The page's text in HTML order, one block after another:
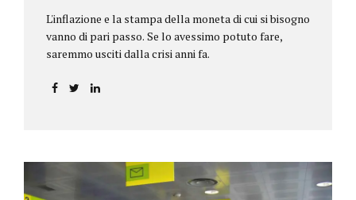
L'inflazione e la stampa della moneta di cui si bisogno
vanno di pari passo. Se lo avessimo potuto fare,
saremmo usciti dalla crisi anni fa.